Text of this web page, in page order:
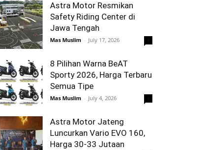
Astra Motor Resmikan
Safety Riding Center di
Jawa Tengah
Mas Muslim - July 17, 2026
8 Pilihan Warna BeAT
Sporty 2026, Harga Terbaru
Semua Tipe
Mas Muslim - July 4, 2026
Astra Motor Jateng
Luncurkan Vario EVO 160,
Harga 30-33 Jutaan